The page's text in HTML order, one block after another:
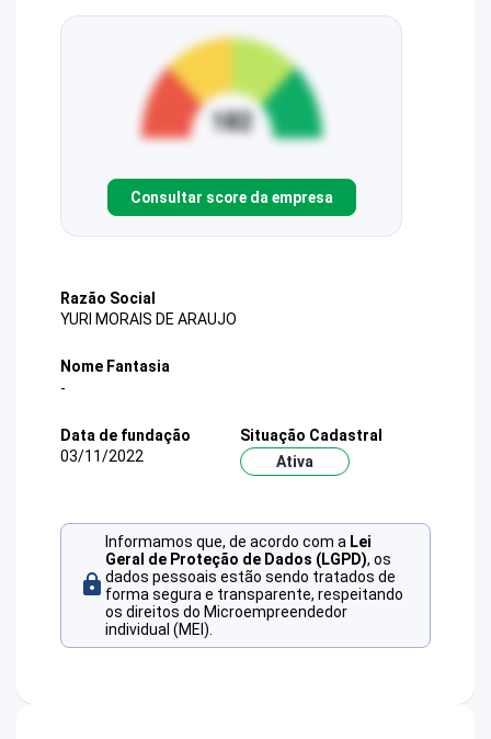
Consultar score da empresa
Razão Social
YURI MORAIS DE ARAUJO
Nome Fantasia
-
Data de fundação
03/11/2022
Situação Cadastral
Ativa
Informamos que, de acordo com a Lei
Geral de Proteção de Dados (LGPD), os
dados pessoais estão sendo tratados de
forma segura e transparente, respeitando
os direitos do Microempreendedor
individual (MEI).